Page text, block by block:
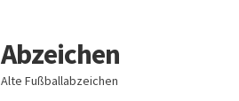
Zur
Navigation
springen
Zum
Inhalt
springen
Abzeichen
Alte Fußballabzeichen